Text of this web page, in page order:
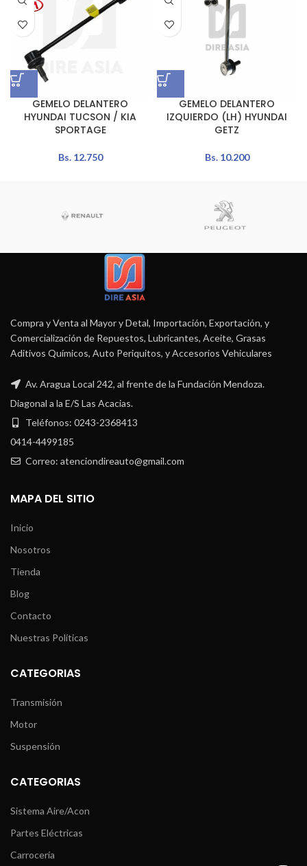
GEMELO DELANTERO
HYUNDAI TUCSON / KIA
SPORTAGE
Bs.12.750
GEMELO DELANTERO
IZQUIERDO (LH) HYUNDAI
GETZ
Bs.10.200
Compra y Venta al Mayor y Detal, Importación, Exportación, y
Comercialización de Repuestos, Lubricantes, Aceite, Grasas
Aditivos Químicos, Auto Periquitos, y Accesorios Vehiculares
Av. Aragua Local 242, al frente de la Fundación Mendoza.
Diagonal a la E/S Las Acacias.
Teléfonos: 0243-2368413
0414-4499185
Correo: atenciondireauto@gmail.com
MAPA DEL SITIO
Inicio
Nosotros
Tienda
Blog
Contacto
Nuestras Políticas
CATEGORIAS
Transmisión
Motor
Suspensión
CATEGORIAS
Sistema Aire/Acon
Partes Eléctricas
Carrocería